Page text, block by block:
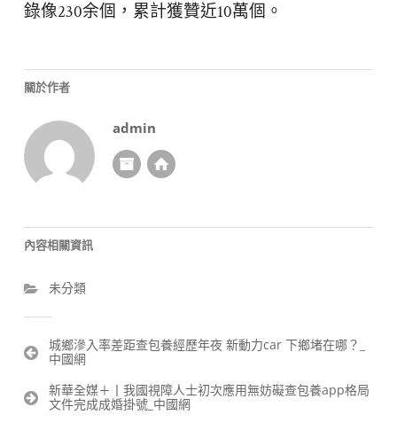
錄像230余個，累計獲贊近10萬個。
關於作者
admin
內容相關資訊
未分類
文
章
覽
城鄉滲入率差距查包養經歷年夜 新動力car 下鄉堵在哪？_
中國網
新華全媒＋丨我國視障人士初次應用無妨礙查包養app格局
文件完成成婚掛號_中國網